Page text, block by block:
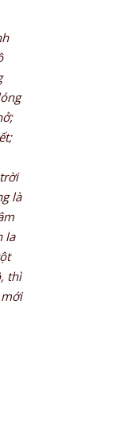
là
la
thì